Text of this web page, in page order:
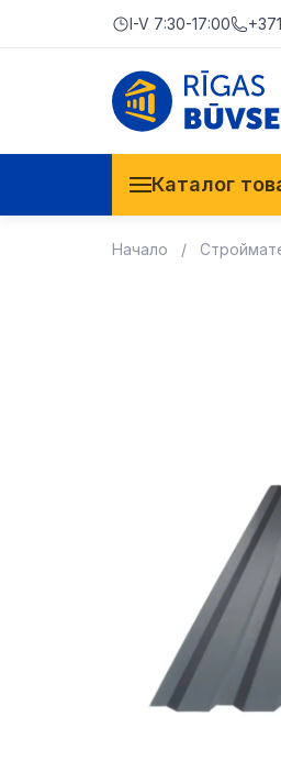
I-V 7:30-17:00
Каталог
Начало